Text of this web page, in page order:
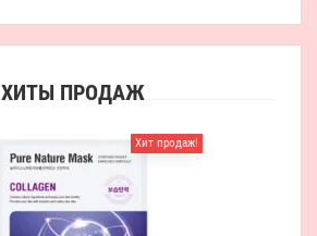
ХИТЫ ПРОДАЖ
Хит продаж!